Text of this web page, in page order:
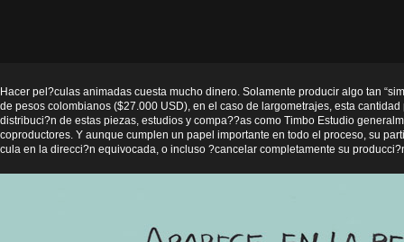
Hacer pel?culas animadas cuesta mucho dinero. Solamente producir algo tan
de pesos colombianos ($27.000 USD), en el caso de largometrajes, esta
distribuci?n de estas piezas, estudios y compa??as como Timbo Estudio
coproductores. Y aunque cumplen un papel importante en todo el proceso, su
cula en la direcci?n equivocada, o incluso ?cancelar completamente su